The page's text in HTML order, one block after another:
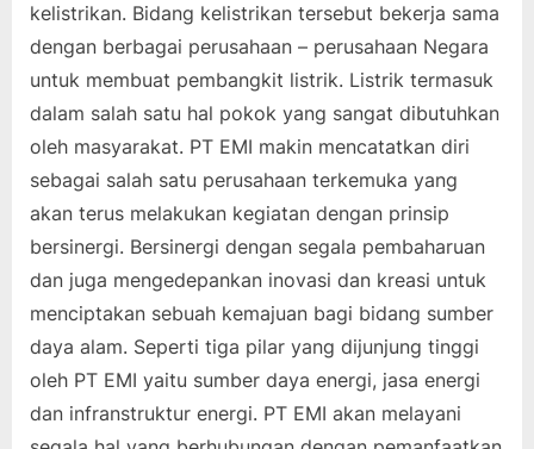
kelistrikan. Bidang kelistrikan tersebut bekerja sama
dengan berbagai perusahaan – perusahaan Negara
untuk membuat pembangkit listrik. Listrik termasuk
dalam salah satu hal pokok yang sangat dibutuhkan
oleh masyarakat. PT EMI makin mencatatkan diri
sebagai salah satu perusahaan terkemuka yang
akan terus melakukan kegiatan dengan prinsip
bersinergi. Bersinergi dengan segala pembaharuan
dan juga mengedepankan inovasi dan kreasi untuk
menciptakan sebuah kemajuan bagi bidang sumber
daya alam. Seperti tiga pilar yang dijunjung tinggi
oleh PT EMI yaitu sumber daya energi, jasa energi
dan infranstruktur energi. PT EMI akan melayani